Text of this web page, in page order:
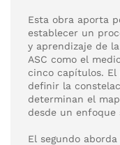
Esta obra aporta
establecer un
y aprendizaje de
ASC como el
cinco capítulos.
definir la
determinan el
desde un enfoque
El segundo